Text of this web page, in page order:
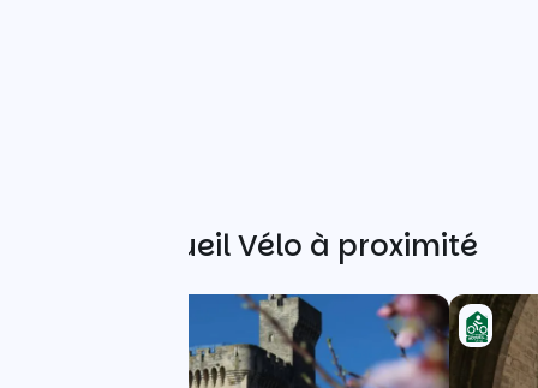
Autres Accueil Vélo à proximité